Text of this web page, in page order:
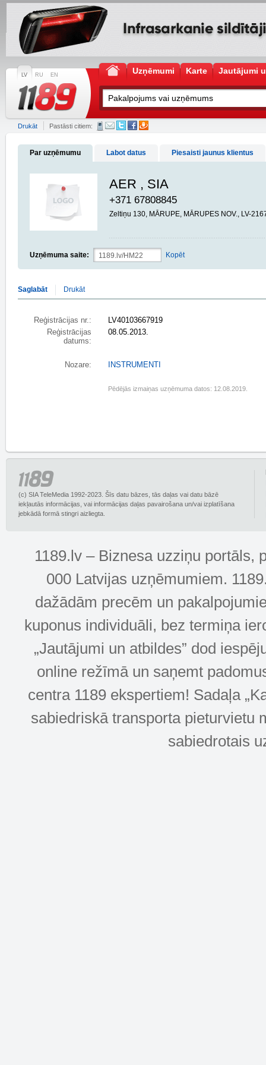
LV RU EN Uzņēmumi Karte Jautājumi
Drukāt Pastāsti citiem:
Par uzņēmumu Labot datus Piesaisti jaunus klientus
AER , SIA
+371 67808845
Zeltiņu 130, MĀRUPE, MĀRUPES NOV., LV-
Uzņēmuma saite: Kopēt
Saglabāt Drukāt
Reģistrācijas nr.:
LV40103667919
Reģistrācijas
datums:
08.05.2013.
Nozare: INSTRUMENTI
Pēdējās izmaiņas uzņēmuma datos: 12.08.2019.
(c) SIA TeleMedia 1992-2023. Šīs datu bāzes, tās daļas vai datu bāzē
iekļautās informācijas, vai informācijas daļas pavairošana un/vai izplatīšana
jebkādā formā stingri aizliegta.
1189.lv – Biznesa uzziņu portāls,
000 Latvijas uzņēmumiem.
dažādām precēm un
kuponus individuāli, bez termiņa
„Jautājumi un atbildes” dod
online režīmā un saņemt
centra 1189 ekspertiem! Sadaļa
sabiedriskā transporta pieturvietu
sabiedrotais